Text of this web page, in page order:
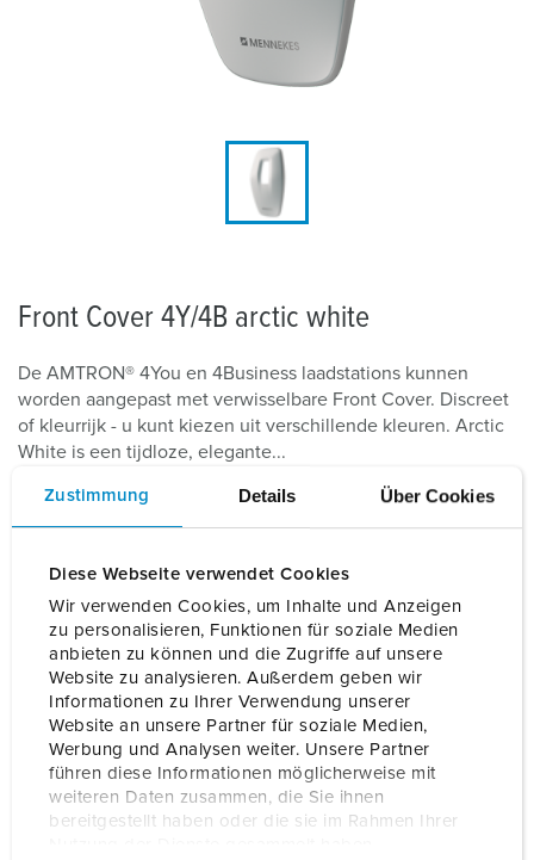
Zustimmung Details Über Cookies
Diese Webseite verwendet Cookies
Wir verwenden Cookies, um Inhalte und Anzeigen
zu personalisieren, Funktionen für soziale Medien
anbieten zu können und die Zugriffe auf unsere
Website zu analysieren. Außerdem geben wir
Informationen zu Ihrer Verwendung unserer
Website an unsere Partner für soziale Medien,
Werbung und Analysen weiter. Unsere Partner
führen diese Informationen möglicherweise mit
weiteren Daten zusammen, die Sie ihnen
bereitgestellt haben oder die sie im Rahmen Ihrer
Front Cover 4Y/4B arctic white
De AMTRON® 4You en 4Business laadstations kunnen
worden aangepast met verwisselbare Front Cover. Discreet
of kleurrijk - u kunt kiezen uit verschillende kleuren. Arctic
White is een tijdloze, elegante...
Lees meer
Bestelnummer 18643 EAN 4015394304609
BLADWIJZERS TOEVOEGEN
Onze producten kunt u in het gedeelte
verlanglijstje/winkelmand in verschillende lijsten beheren.
Mijn lijst (0) TOEVOEGEN
NIEUW LIJST MAKEN